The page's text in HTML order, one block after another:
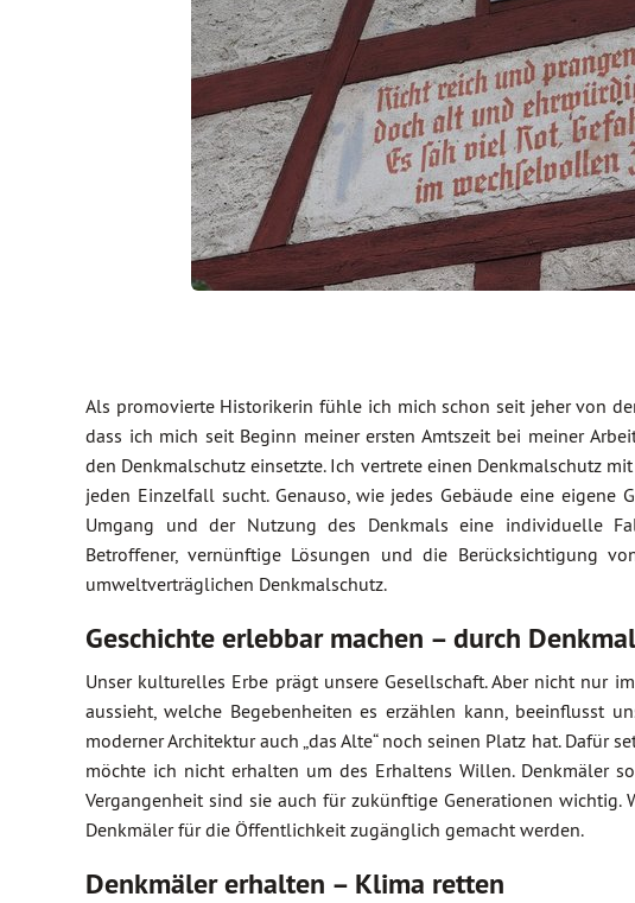
Als promovierte Historikerin fühle ich mich schon seit jeher von
dass ich mich seit Beginn meiner ersten Amtszeit bei meiner
den Denkmalschutz einsetzte. Ich vertrete einen Denkmalschutz
jeden Einzelfall sucht. Genauso, wie jedes Gebäude eine eigene
Umgang und der Nutzung des Denkmals eine individuelle
Betroffener, vernünftige Lösungen und die Berücksichtigung
umweltverträglichen Denkmalschutz.
Geschichte erlebbar machen – durch
Unser kulturelles Erbe prägt unsere Gesellschaft. Aber nicht nur
aussieht, welche Begebenheiten es erzählen kann, beeinflusst
moderner Architektur auch „das Alte“ noch seinen Platz hat. Dafür
möchte ich nicht erhalten um des Erhaltens Willen. Denkmäler
Vergangenheit sind sie auch für zukünftige Generationen wichtig.
Denkmäler für die Öffentlichkeit zugänglich gemacht werden.
Denkmäler erhalten – Klima retten